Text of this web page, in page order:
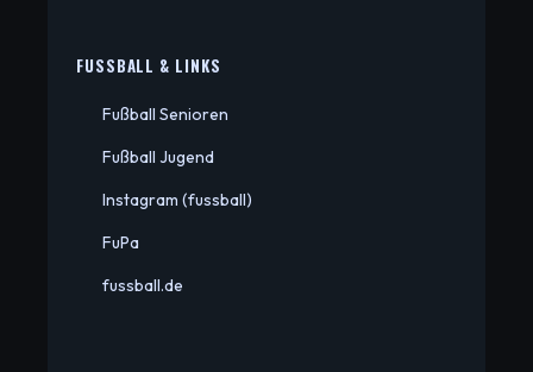
FUSSBALL & LINKS
Fußball Senioren
Fußball Jugend
Instagram (fussball)
FuPa
fussball.de